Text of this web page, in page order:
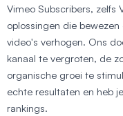
Vimeo Subscribers, zelfs
oplossingen die
video's verhogen. Ons
kanaal te vergroten, de
organische groei te
echte resultaten en heb
rankings.